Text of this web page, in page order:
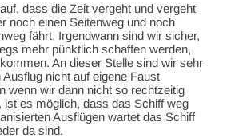
dass die Zeit vergeht und vergeht
noch einen Seitenweg und noch
fährt. Irgendwann sind wir sicher,
mehr pünktlich schaffen werden,
An dieser Stelle sind wir sehr
nicht auf eigene Faust
wenn wir dann nicht so rechtzeitig
es möglich, dass das Schiff weg
Ausflügen wartet das Schiff
da sind.